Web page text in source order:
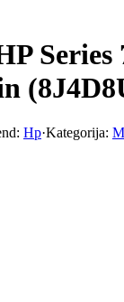
Series
Hp·Kategorija: